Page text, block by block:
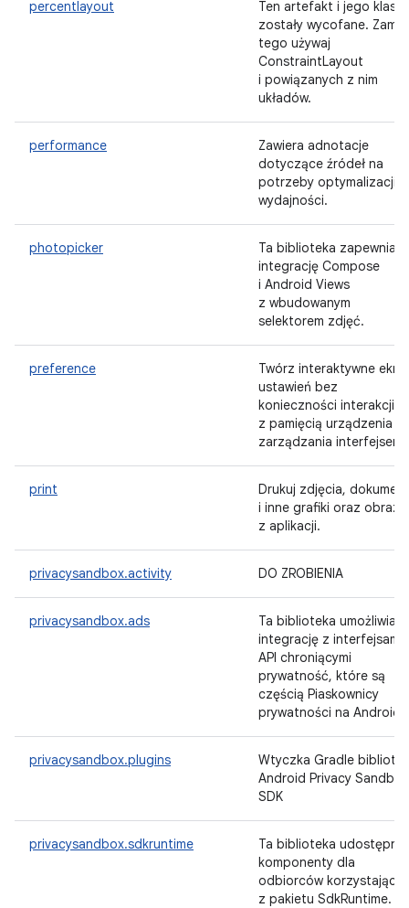
percentlayout
Ten artefakt i jego klasy
zostały wycofane.
tego używaj
ConstraintLayout
i powiązanych z nim
układów.
performance
Zawiera adnotacje
dotyczące źródeł na
potrzeby optymalizacji
wydajności.
photopicker
Ta biblioteka zapewnia
integrację Compose
i Android Views
z wbudowanym
selektorem zdjęć.
preference
Twórz interaktywne
ustawień bez
konieczności interakcji
z pamięcią urządzenia
zarządzania interfejsem.
print
Drukuj zdjęcia,
i inne grafiki oraz obrazy
z aplikacji.
privacysandbox.activity DO ZROBIENIA
privacysandbox.ads
Ta biblioteka umożliwia
integrację z interfejsami
API chroniącymi
prywatność, które są
częścią Piaskownicy
prywatności na
privacysandbox.plugins
Wtyczka Gradle
Android Privacy Sandbox
SDK
privacysandbox.sdkruntime
Ta biblioteka udostępnia
komponenty dla
odbiorców
z pakietu SdkRuntime.